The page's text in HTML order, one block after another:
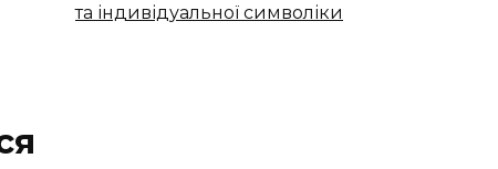
та індивідуальної символіки